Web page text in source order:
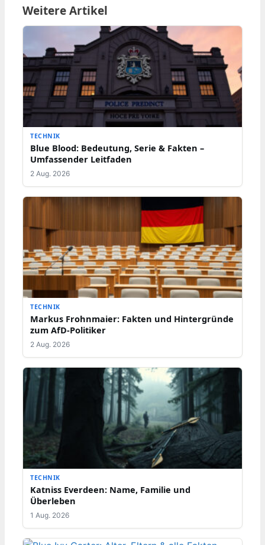
Weitere Artikel
TECHNIK
Blue Blood: Bedeutung, Serie & Fakten –
Umfassender Leitfaden
2 Aug. 2026
TECHNIK
Markus Frohnmaier: Fakten und Hintergründe
zum AfD-Politiker
2 Aug. 2026
TECHNIK
Katniss Everdeen: Name, Familie und
Überleben
1 Aug. 2026